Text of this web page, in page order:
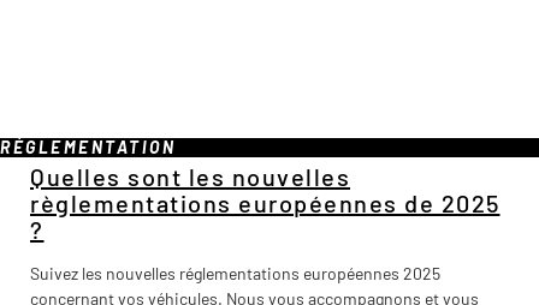
RÉGLEMENTATION
Quelles sont les nouvelles
règlementations européennes de 2025
?
Suivez les nouvelles réglementations européennes 2025
concernant vos véhicules. Nous vous accompagnons et vous